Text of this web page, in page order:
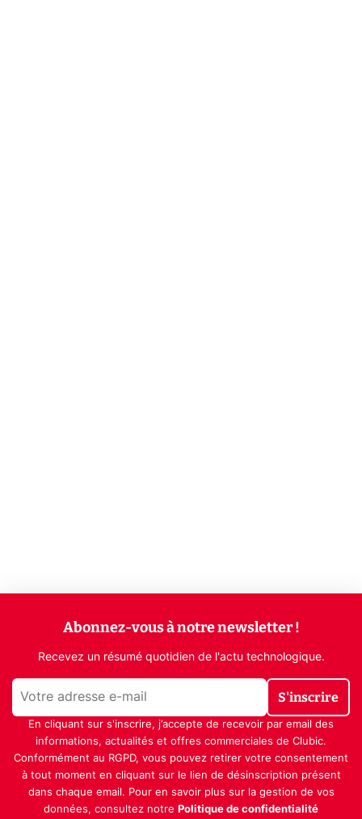
Abonnez-vous à notre newsletter !
Recevez un résumé quotidien de l'actu technologique.
S'inscrire
En cliquant sur s'inscrire, j’accepte de recevoir par email des
informations, actualités et offres commerciales de Clubic.
Conformément au RGPD, vous pouvez retirer votre consentement
à tout moment en cliquant sur le lien de désinscription présent
dans chaque email. Pour en savoir plus sur la gestion de vos
données, consultez notre Politique de confidentialité